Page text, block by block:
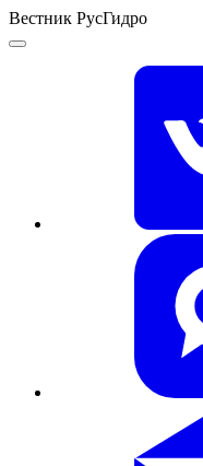
Вестник РусГидро